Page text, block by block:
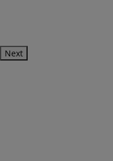
Next